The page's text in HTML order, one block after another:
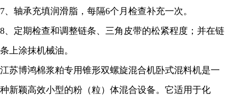
7、轴承充填润滑脂，每隔6个月检查补充一次。
8、定期检查和调整链条、三角皮带的松紧程度；并在链
条上涂抹机械油。
江苏博鸿棉浆粕专用锥形双螺旋混合机卧式混料机是一
种新颖高效小型的粉（粒）体混合设备。它适用于化